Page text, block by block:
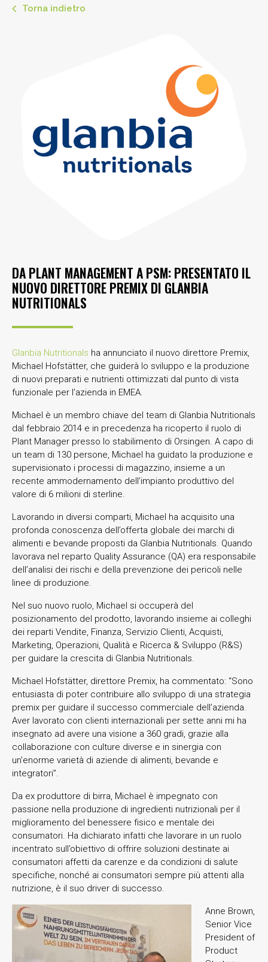
Torna indietro
DA PLANT MANAGEMENT A PSM: PRESENTATO IL
NUOVO DIRETTORE PREMIX DI GLANBIA
NUTRITIONALS
Glanbia Nutritionals ha annunciato il nuovo direttore Premix,
Michael Hofstätter, che guiderà lo sviluppo e la produzione
di nuovi preparati e nutrienti ottimizzati dal punto di vista
funzionale per l’azienda in EMEA.
Michael è un membro chiave del team di Glanbia Nutritionals
dal febbraio 2014 e in precedenza ha ricoperto il ruolo di
Plant Manager presso lo stabilimento di Orsingen. A capo di
un team di 130 persone, Michael ha guidato la produzione e
supervisionato i processi di magazzino, insieme a un
recente ammodernamento dell’impianto produttivo del
valore di 6 milioni di sterline.
Lavorando in diversi comparti, Michael ha acquisito una
profonda conoscenza dell’offerta globale dei marchi di
alimenti e bevande proposti da Glanbia Nutritionals. Quando
lavorava nel reparto Quality Assurance (QA) era responsabile
dell’analisi dei rischi e della prevenzione dei pericoli nelle
linee di produzione.
Nel suo nuovo ruolo, Michael si occuperà del
posizionamento del prodotto, lavorando insieme ai colleghi
dei reparti Vendite, Finanza, Servizio Clienti, Acquisti,
Marketing, Operazioni, Qualità e Ricerca & Sviluppo (R&S)
per guidare la crescita di Glanbia Nutritionals.
Michael Hofstätter, direttore Premix, ha commentato: “Sono
entusiasta di poter contribuire allo sviluppo di una strategia
premix per guidare il successo commerciale dell’azienda.
Aver lavorato con clienti internazionali per sette anni mi ha
insegnato ad avere una visione a 360 gradi, grazie alla
collaborazione con culture diverse e in sinergia con
un’enorme varietà di aziende di alimenti, bevande e
integratori”.
Da ex produttore di birra, Michael è impegnato con
passione nella produzione di ingredienti nutrizionali per il
miglioramento del benessere fisico e mentale dei
consumatori. Ha dichiarato infatti che lavorare in un ruolo
incentrato sull’obiettivo di offrire soluzioni destinate ai
consumatori affetti da carenze e da condizioni di salute
specifiche, nonché ai consumatori sempre più attenti alla
nutrizione, è il suo driver di successo.
Anne Brown,
Senior Vice
President of
Product